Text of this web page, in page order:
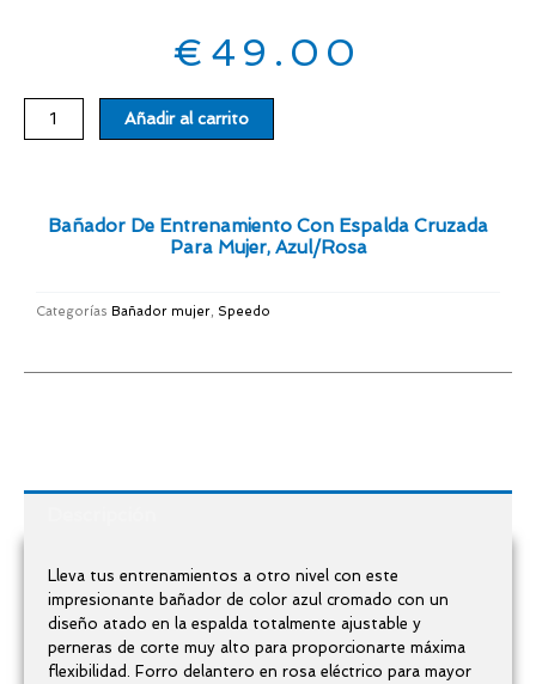
€ 49.00
Bañador
de
espalda
azul/rosa
Añadir al carrito
Bañador De Entrenamiento Con Espalda Cruzada
Para Mujer, Azul/rosa
Categorías Bañador mujer, Speedo
Lleva tus entrenamientos a otro nivel con este
impresionante bañador de color azul cromado con un
diseño atado en la espalda totalmente ajustable y
perneras de corte muy alto para proporcionarte máxima
flexibilidad. Forro delantero en rosa eléctrico para mayor